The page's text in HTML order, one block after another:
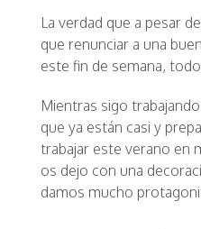
La verdad que a pesar
que renunciar a una
este fin de semana,
Mientras sigo
que ya están casi y
trabajar este verano en
os dejo con una
damos mucho